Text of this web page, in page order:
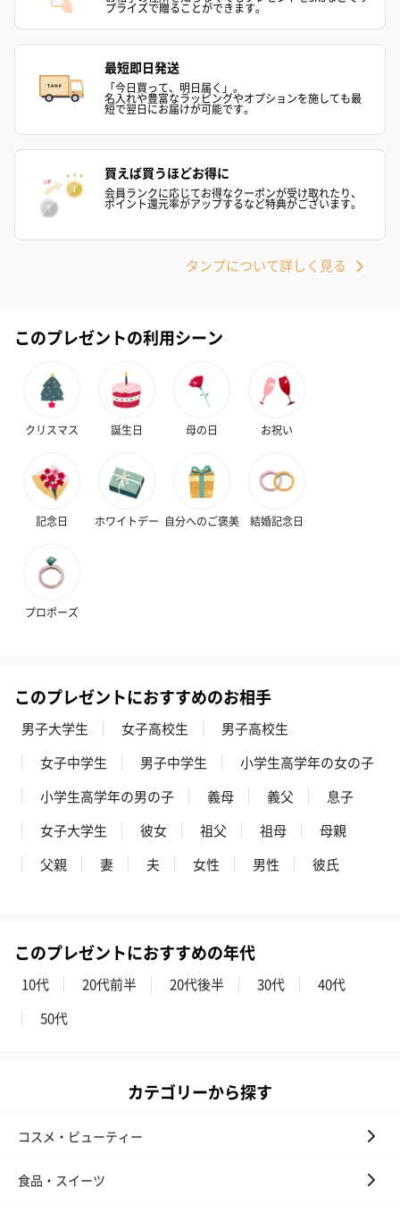
自然のお花で作ったドライフラワー・プリザーブドフラワーを同
梱します。
一部花材が写真と異なる場合がございます。予めご了承くださ
い。パッケージに入れてお届けします。
プリザーブドフラワー
プリザーブドフラワー
ブーケ（ブルー）
アミュレット
ク）（1,500円
ぬいぐるみ
愛らしいぬいぐるみを同梱してお届けします。
誕生日・記念日・出産祝いなどのシーンにおすすめです。
フラワーテディベア
（2,390円）
紅茶・コーヒー・スイーツを同梱してお届けいたします。ギフト
への＋αにおすすめです。
プライズで贈ることができます。
最短即日発送
「今日買って、明日届く」。
名入れや豊富なラッピングやオプションを施しても最
短で翌日にお届けが可能です。
買えば買うほどお得に
会員ランクに応じてお得なクーポンが受け取れたり、
ポイント還元率がアップするなど特典がございます。
タンプについて詳しく見る
このプレゼントの利用シーン
クリスマス 誕生日 母の日 お祝い
記念日 ホワイトデー 自分へのご褒美 結婚記念日
プロポーズ
このプレゼントにおすすめのお相手
男子大学生 女子高校生
男子高校生
女子中学生
男子中学生
小学生高学年の女の子
小学生高学年の男の子
義母 義父
息子
女子大学生
彼女 祖父 祖母
母親
父親
妻 夫 女性 男性 彼氏
このプレゼントにおすすめの年代
10代 20代前半 20代後半 30代
40代
50代
カテゴリーから探す
コスメ・ビューティー
食品・スイーツ